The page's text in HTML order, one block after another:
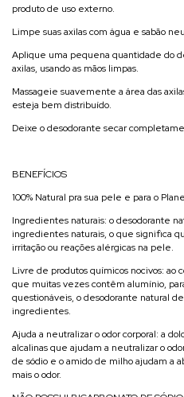
produto de uso externo.
Limpe suas axilas com água e sabão
Aplique uma pequena quantidade do
axilas, usando as mãos limpas.
Massageie suavemente a área das
esteja bem distribuído.
Deixe o desodorante secar
BENEFÍCIOS
100% Natural pra sua pele e para o
Ingredientes naturais: o desodorante
ingredientes naturais, o que significa
irritação ou reações alérgicas na pele.
Livre de produtos químicos nocivos: ao
que muitas vezes contêm alumínio,
questionáveis, o desodorante natural
ingredientes.
Ajuda a neutralizar o odor corporal: a
alcalinas que ajudam a neutralizar o
de sódio e o amido de milho ajudam a
mais o odor.